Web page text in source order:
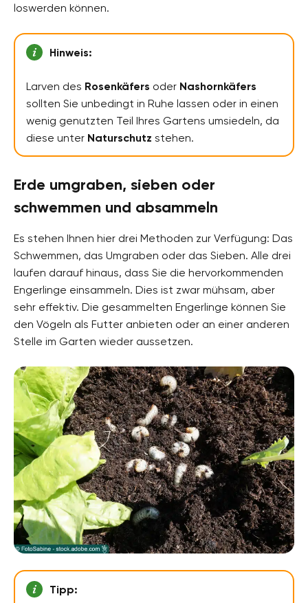
loswerden können.
Hinweis:
Larven des Rosenkäfers oder Nashornkäfers
sollten Sie unbedingt in Ruhe lassen oder in einen
wenig genutzten Teil Ihres Gartens umsiedeln, da
diese unter Naturschutz stehen.
Erde umgraben, sieben oder
schwemmen und absammeln
Es stehen Ihnen hier drei Methoden zur Verfügung: Das
Schwemmen, das Umgraben oder das Sieben. Alle drei
laufen darauf hinaus, dass Sie die hervorkommenden
Engerlinge einsammeln. Dies ist zwar mühsam, aber
sehr effektiv. Die gesammelten Engerlinge können Sie
den Vögeln als Futter anbieten oder an einer anderen
Stelle im Garten wieder aussetzen.
Tipp: